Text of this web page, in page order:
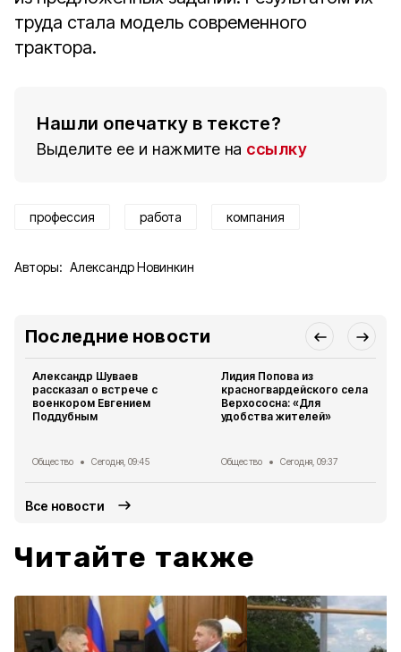
труда стала модель современного
трактора.
Нашли опечатку в тексте?
Выделите ее и нажмите на ссылку
профессия работа компания
Авторы: Александр Новинкин
Последние новости
Александр Шуваев
рассказал о встрече с
военкором Евгением
Поддубным
Общество Сегодня, 09:45
Лидия Попова из
красногвардейского села
Верхососна: «Для
удобства жителей»
Общество Сегодня, 09:37
Все новости
Читайте также